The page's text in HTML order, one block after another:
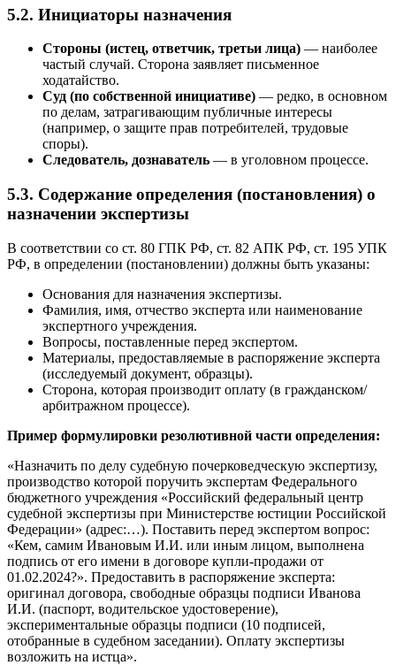
5.2. Инициаторы назначения
Стороны (истец, ответчик, третьи лица) — наиболее
частый случай. Сторона заявляет письменное
ходатайство.
Суд (по собственной инициативе) — редко, в основном
по делам, затрагивающим публичные интересы
(например, о защите прав потребителей, трудовые
споры).
Следователь, дознаватель — в уголовном процессе.
5.3. Содержание определения (постановления) о
назначении экспертизы
В соответствии со ст. 80 ГПК РФ, ст. 82 АПК РФ, ст. 195 УПК
РФ, в определении (постановлении) должны быть указаны:
Основания для назначения экспертизы.
Фамилия, имя, отчество эксперта или наименование
экспертного учреждения.
Вопросы, поставленные перед экспертом.
Материалы, предоставляемые в распоряжение эксперта
(исследуемый документ, образцы).
Сторона, которая производит оплату (в гражданском/
арбитражном процессе).
Пример формулировки резолютивной части определения:
«Назначить по делу судебную почерковедческую экспертизу,
производство которой поручить экспертам Федерального
бюджетного учреждения «Российский федеральный центр
судебной экспертизы при Министерстве юстиции Российской
Федерации» (адрес:…). Поставить перед экспертом вопрос:
«Кем, самим Ивановым И.И. или иным лицом, выполнена
подпись от его имени в договоре купли-продажи от
01.02.2024?». Предоставить в распоряжение эксперта:
оригинал договора, свободные образцы подписи Иванова
И.И. (паспорт, водительское удостоверение),
экспериментальные образцы подписи (10 подписей,
отобранные в судебном заседании). Оплату экспертизы
возложить на истца».